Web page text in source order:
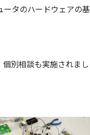
ータのハードウェアの基
別相談も実施されまし